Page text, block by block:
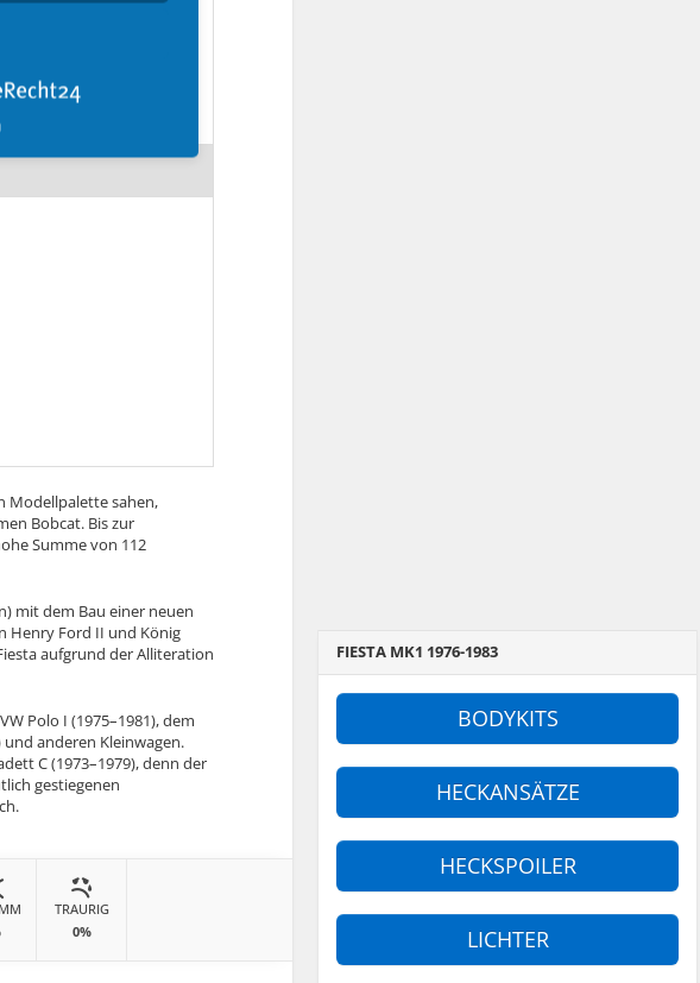
Modellpalette sahen,
Bobcat. Bis zur
Summe von 112
mit dem Bau einer neuen
Henry Ford II und König
aufgrund der Alliteration
Polo I (1975–1981), dem
und anderen Kleinwagen.
C (1973–1979), denn der
gestiegenen
TRAURIG
0%
FIESTA MK1 1976-1983
BODYKITS
HECKANSÄTZE
HECKSPOILER
LICHTER